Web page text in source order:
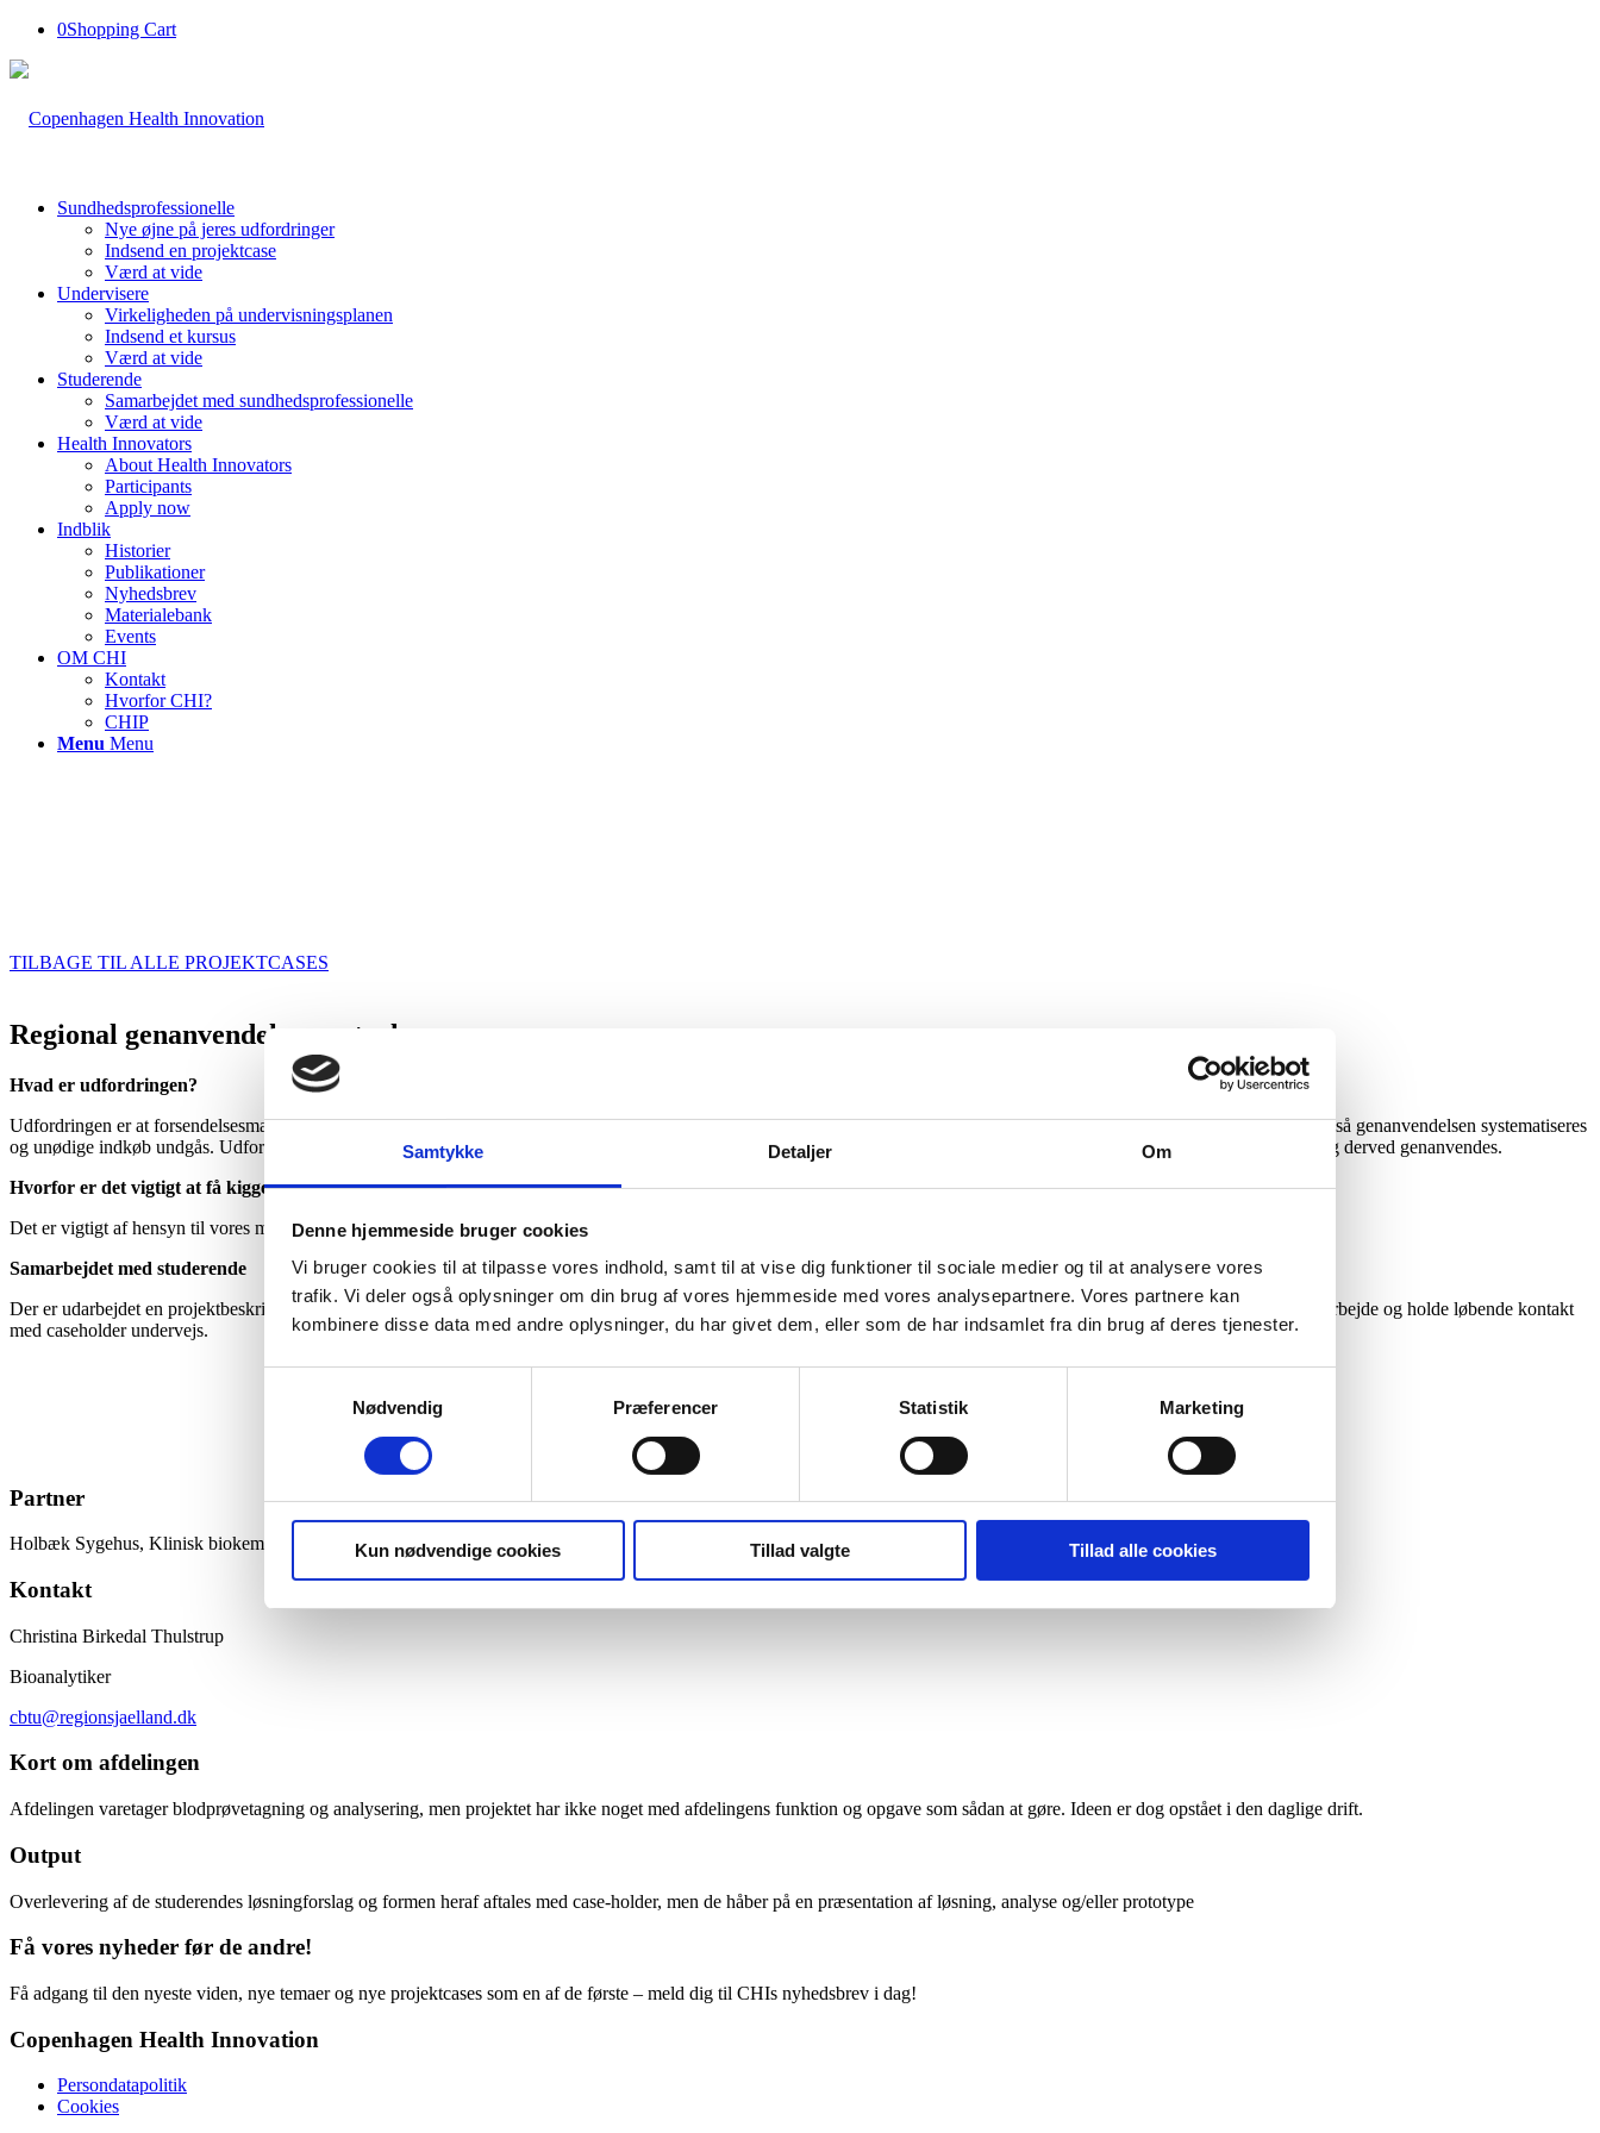
Samtykke Detaljer Om
Denne hjemmeside bruger cookies
Vi bruger cookies til at tilpasse vores indhold, samt til at vise dig funktioner til sociale medier og til at analysere vores
trafik. Vi deler også oplysninger om din brug af vores hjemmeside med vores analysepartnere. Vores partnere kan
kombinere disse data med andre oplysninger, du har givet dem, eller som de har indsamlet fra din brug af deres tjenester.
Nødvendig
Præferencer Statistik Marketing
Kun nødvendige cookies Tillad valgte Tillad alle cookies
0Shopping Cart
Sundhedsprofessionelle
Nye øjne på jeres udfordringer
Indsend en projektcase
Værd at vide
Undervisere
Virkeligheden på undervisningsplanen
Indsend et kursus
Værd at vide
Studerende
Samarbejdet med sundhedsprofessionelle
Værd at vide
Health Innovators
About Health Innovators
Participants
Apply now
Indblik
Historier
Publikationer
Nyhedsbrev
Materialebank
Events
OM CHI
Kontakt
Hvorfor CHI?
CHIP
Menu Menu
TILBAGE TIL ALLE PROJEKTCASES
Regional genanvendelsescentral
Hvad er udfordringen?
Udfordringen er at forsendelsesmaterialer og andre genanvendelige materiale ikke bliver genanvendt på en optimal måde. Med dette projekt ønskes at oprette en regional central, så genanvendelsen systematiseres
og unødige indkøb undgås. Udfordringen mødes dagligt idet vi f.eks. på Holbæk sygehus sender prøver til f.eks. Nyk. F sygehus i forsendelseshylstre, som ikke kommer retur og derved genanvendes.
Hvorfor er det vigtigt at få kigget på?
Det er vigtigt af hensyn til vores miljø og global opvarmning at smide ting ud som nemt kan genanvendes
Samarbejdet med studerende
Der er udarbejdet en projektbeskrivelse, som de studerende kan få adgang til. Caseholder præsenterer gerne udfordringen på kurset, og de studerende kan også få adgang til feltarbejde og holde løbende kontakt
med caseholder undervejs.
Partner
Holbæk Sygehus, Klinisk biokemisk afd.
Kontakt
Christina Birkedal Thulstrup
Bioanalytiker
cbtu@regionsjaelland.dk
Kort om afdelingen
Afdelingen varetager blodprøvetagning og analysering, men projektet har ikke noget med afdelingens funktion og opgave som sådan at gøre. Ideen er dog opstået i den daglige drift.
Output
Overlevering af de studerendes løsningforslag og formen heraf aftales med case-holder, men de håber på en præsentation af løsning, analyse og/eller prototype
Få vores nyheder før de andre!
Få adgang til den nyeste viden, nye temaer og nye projektcases som en af de første – meld dig til CHIs nyhedsbrev i dag!
Copenhagen Health Innovation
Persondatapolitik
Cookies